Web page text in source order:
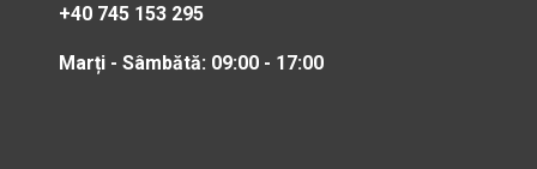
+40 745 153 295
Marți - Sâmbătă: 09:00 - 17:00